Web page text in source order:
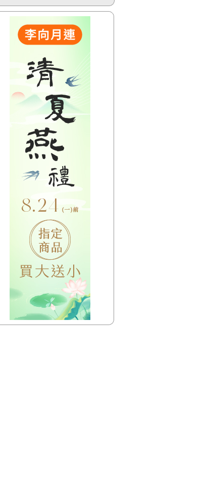
【HitFm正在進行】
(聯播)
播)HITO唱片行-克里斯
【HitFm正在進行】
HIT DJ-蕭景鴻
播)HITO唱片行-克里斯